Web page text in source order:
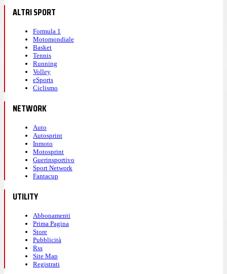
ALTRI SPORT
Formula 1
Motomondiale
Basket
Tennis
Running
Volley
eSports
Ciclismo
NETWORK
Auto
Autosprint
Inmoto
Motosprint
Guerinsportivo
Sport Network
Fantacup
UTILITY
Abbonamenti
Prima Pagina
Store
Pubblicità
Rss
Site Map
Registrati